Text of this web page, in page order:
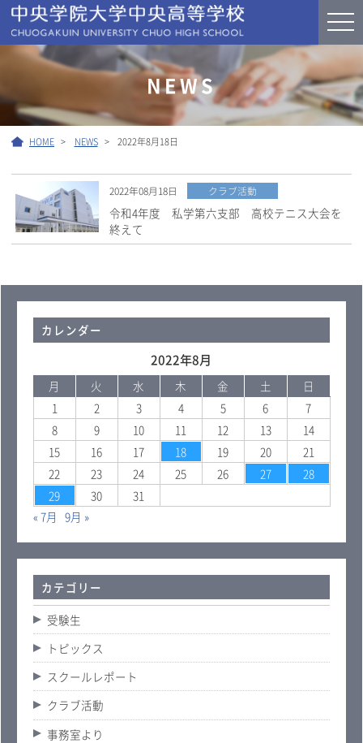
NEWS
HOME NEWS 2022年8月18日
2022年08月18日 クラブ活動
令和4年度 私学第六支部 高校テニス大会を
終えて
カレンダー
2022年8月
月 火 水 木 金 土
日
1
2 3 4 5 6
7
8
9 10 11 12 13
14
15
16 17 18 19 20
21
22
23 24 25 26 27
28
29
30
31
« 7月 9月 »
カテゴリー
受験生
トピックス
スクールレポート
クラブ活動
事務室より